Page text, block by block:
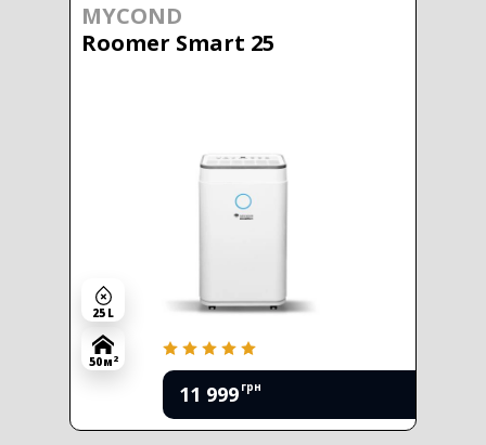
MYCOND
Roomer Smart 25
11 999 грн
25 L
50 м 2